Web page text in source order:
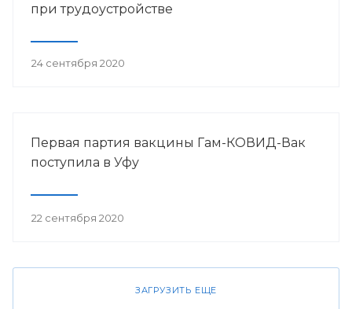
при трудоустройстве
24 сентября 2020
Первая партия вакцины Гам-КОВИД-Вак
поступила в Уфу
22 сентября 2020
ЗАГРУЗИТЬ ЕЩЕ